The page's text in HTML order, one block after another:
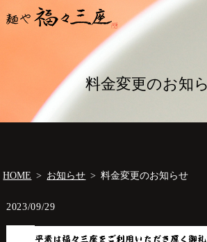
料金変更のお知
HOME お知らせ 料金変更のお知らせ
2023/09/29